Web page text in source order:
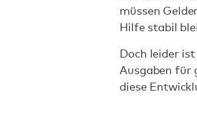
müssen
Hilfe stabil
Doch leider
Ausgaben für
diese